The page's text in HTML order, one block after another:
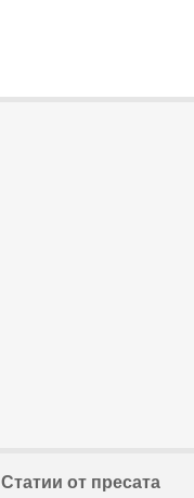
Статии от пресата